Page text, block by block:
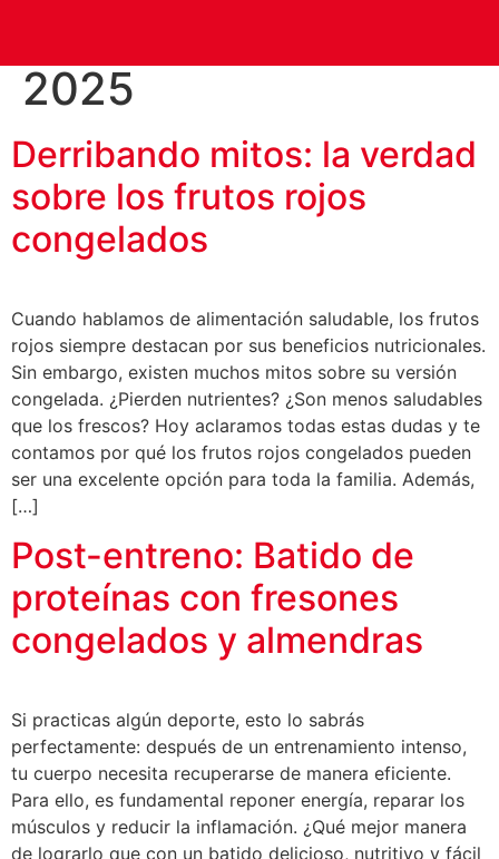
2025
Derribando mitos: la verdad
sobre los frutos rojos
congelados
Cuando hablamos de alimentación saludable, los frutos
rojos siempre destacan por sus beneficios nutricionales.
Sin embargo, existen muchos mitos sobre su versión
congelada. ¿Pierden nutrientes? ¿Son menos saludables
que los frescos? Hoy aclaramos todas estas dudas y te
contamos por qué los frutos rojos congelados pueden
ser una excelente opción para toda la familia. Además,
[…]
Post-entreno: Batido de
proteínas con fresones
congelados y almendras
Si practicas algún deporte, esto lo sabrás
perfectamente: después de un entrenamiento intenso,
tu cuerpo necesita recuperarse de manera eficiente.
Para ello, es fundamental reponer energía, reparar los
músculos y reducir la inflamación. ¿Qué mejor manera
de lograrlo que con un batido delicioso, nutritivo y fácil